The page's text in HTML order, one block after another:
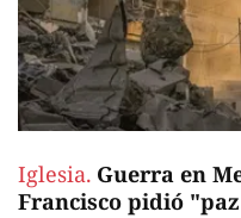
Iglesia. Guerra en
Francisco pidió